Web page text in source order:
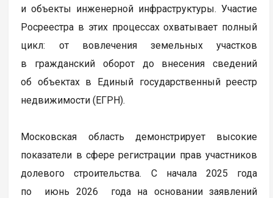
и объекты инженерной инфраструктуры. Участие
Росреестра в этих процессах охватывает полный
цикл: от вовлечения земельных участков
в гражданский оборот до внесения сведений
об объектах в Единый государственный реестр
недвижимости (ЕГРН).
Московская область демонстрирует высокие
показатели в сфере регистрации прав участников
долевого строительства. С начала 2025 года
по июнь 2026 года на основании заявлений